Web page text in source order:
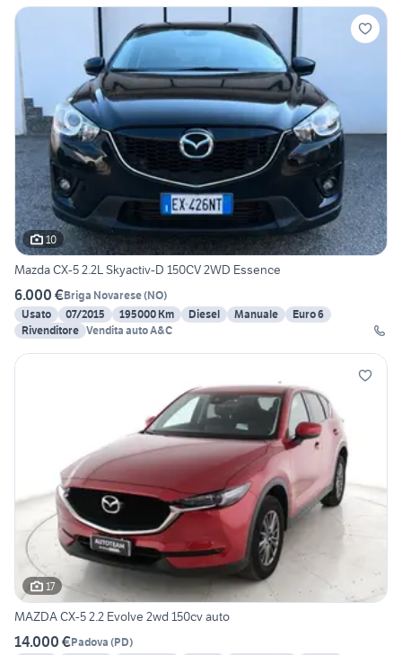
10
Mazda CX-5 2.2L Skyactiv-D 150CV 2WD Essence
6.000 €Briga Novarese(NO)
Usato
07/2015 195000 Km Diesel Manuale
Euro 6
Rivenditore Vendita auto A&C
17
MAZDA CX-5 2.2 Evolve 2wd 150cv auto
14.000 €Padova (PD)